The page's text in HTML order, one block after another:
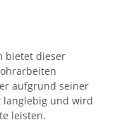
bietet dieser
aufgrund seiner
langlebig und wird
leisten.